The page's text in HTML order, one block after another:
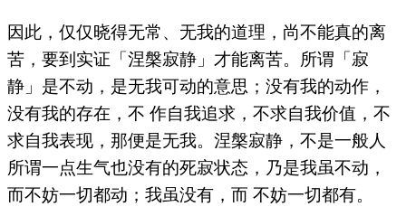
因此，仅仅晓得无常、无我的道理，尚不能真的离
苦，要到实证「涅槃寂静」才能离苦。所谓「寂
静」是不动，是无我可动的意思；没有我的动作，
没有我的存在，不 作自我追求，不求自我价值，不
求自我表现，那便是无我。涅槃寂静，不是一般人
所谓一点生气也没有的死寂状态，乃是我虽不动，
而不妨一切都动；我虽没有，而 不妨一切都有。